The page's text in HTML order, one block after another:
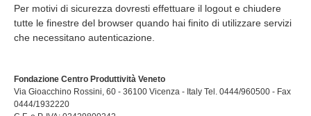
Per motivi di sicurezza dovresti effettuare il logout e chiudere
tutte le finestre del browser quando hai finito di utilizzare servizi
che necessitano autenticazione.
Fondazione Centro Produttività Veneto
Via Gioacchino Rossini, 60 - 36100 Vicenza - Italy Tel. 0444/960500 - Fax
0444/1932220